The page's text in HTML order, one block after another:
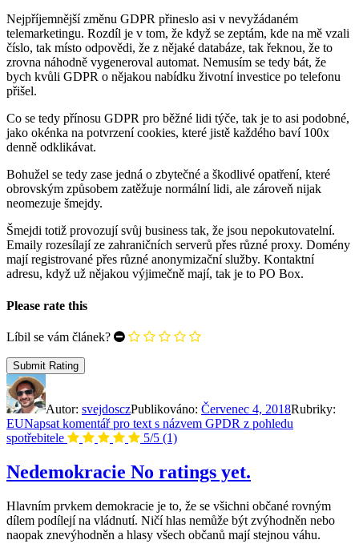
Nejpříjemnější změnu GDPR přineslo asi v nevyžádaném
telemarketingu. Rozdíl je v tom, že když se zeptám, kde na mě vzali
číslo, tak místo odpovědi, že z nějaké databáze, tak řeknou, že to
zrovna náhodně vygeneroval automat. Nemusím se tedy bát, že
bych kvůli GDPR o nějakou nabídku životní investice po telefonu
přišel.
Co se tedy přínosu GDPR pro běžné lidi týče, tak je to asi podobné,
jako okénka na potvrzení cookies, které jistě každého baví 100x
denně odklikávat.
Bohužel se tedy zase jedná o zbytečné a škodlivé opatření, které
obrovským způsobem zatěžuje normální lidi, ale zároveň nijak
neomezuje šmejdy.
Šmejdi totiž provozují svůj business tak, že jsou nepokutovatelní.
Emaily rozesílají ze zahraničních serverů přes různé proxy. Domény
mají registrované přes různé anonymizační služby. Kontaktní
adresu, když už nějakou výjimečně mají, tak je to PO Box.
Please rate this
Líbil se vám článek?
Autor: svejdosczPublikováno: Červenec 4, 2018Rubriky:
EUNapsat komentářpro text s názvem GPDR z pohledu
spotřebitele
5/5 (1)
Nedemokracie No ratings yet.
Hlavním prvkem demokracie je to, že se všichni občané rovným
dílem podílejí na vládnutí. Ničí hlas nemůže být zvýhodněn nebo
naopak znevýhodněn a hlasy všech občanů mají stejnou váhu.